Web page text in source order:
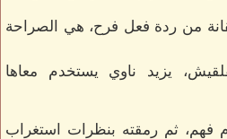
من ردة فعل فرح، هي الصراحة
يزيد ناوي يستخدم معاها
ثم رمقته بنظرات استغراب